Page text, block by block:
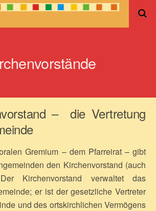
– die Vertretung
Gremium – dem Pfarreirat – gibt
den Kirchenvorstand (auch
Kirchenvorstand verwaltet das
er ist der gesetzliche Vertreter
und des ortskirchlichen Vermögens